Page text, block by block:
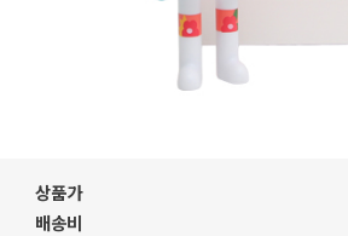
상품가
배송비